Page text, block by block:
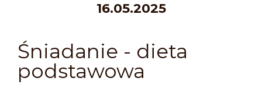
16.05.2025
Śniadanie - dieta
podstawowa